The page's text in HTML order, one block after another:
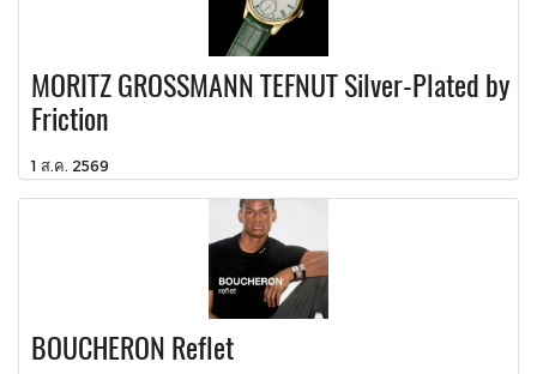
MORITZ GROSSMANN TEFNUT Silver-Plated by
Friction
1 ส.ค. 2569
BOUCHERON Reflet